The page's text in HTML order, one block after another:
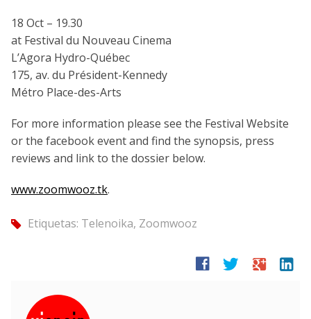
18 Oct – 19.30
at Festival du Nouveau Cinema
L’Agora Hydro-Québec
175, av. du Président-Kennedy
Métro Place-des-Arts
For more information please see the Festival Website
or the facebook event and find the synopsis, press
reviews and link to the dossier below.
www.zoomwooz.tk.
tag Etiquetas: Telenoika, Zoomwooz
facebook twitter google linkedin